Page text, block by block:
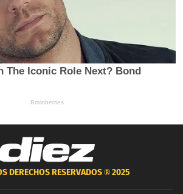
DERECHOS RESERVADOS ®2025